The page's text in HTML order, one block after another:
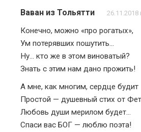
Ваван из Тольятти 26.11.2018
Конечно, можно «про рогатых»,
Ум потерявших пошутить…
Ну… кто же в этом виноватый?
Знать с этим нам дано прожить!
А мне, как многим, сердце будит
Простой — душевный стих от
Любовь души мерилом будет…
Спаси вас БОГ — люблю поэта!